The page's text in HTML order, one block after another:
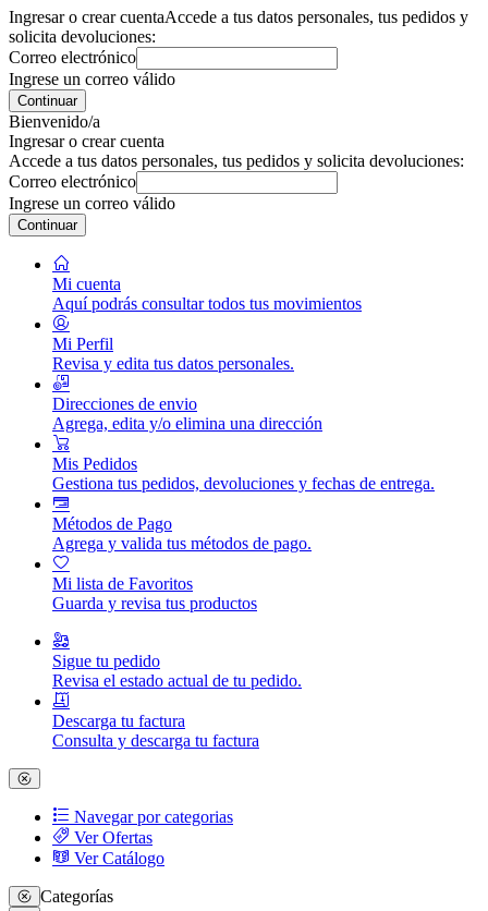
Ingresar o crear cuentaAccede a tus datos personales, tus pedidos y
solicita devoluciones:
Correo electrónico
Ingrese un correo válido
Continuar
Bienvenido/a
Ingresar o crear cuenta
Accede a tus datos personales, tus pedidos y solicita devoluciones:
Correo electrónico
Ingrese un correo válido
Continuar
Mi cuenta
Aquí podrás consultar todos tus movimientos
Mi Perfil
Revisa y edita tus datos personales.
Direcciones de envio
Agrega, edita y/o elimina una dirección
Mis Pedidos
Gestiona tus pedidos, devoluciones y fechas de entrega.
Métodos de Pago
Agrega y valida tus métodos de pago.
Mi lista de Favoritos
Guarda y revisa tus productos
Sigue tu pedido
Revisa el estado actual de tu pedido.
Descarga tu factura
Consulta y descarga tu factura
Navegar por categorias
Ver Ofertas
Ver Catálogo
Categorías